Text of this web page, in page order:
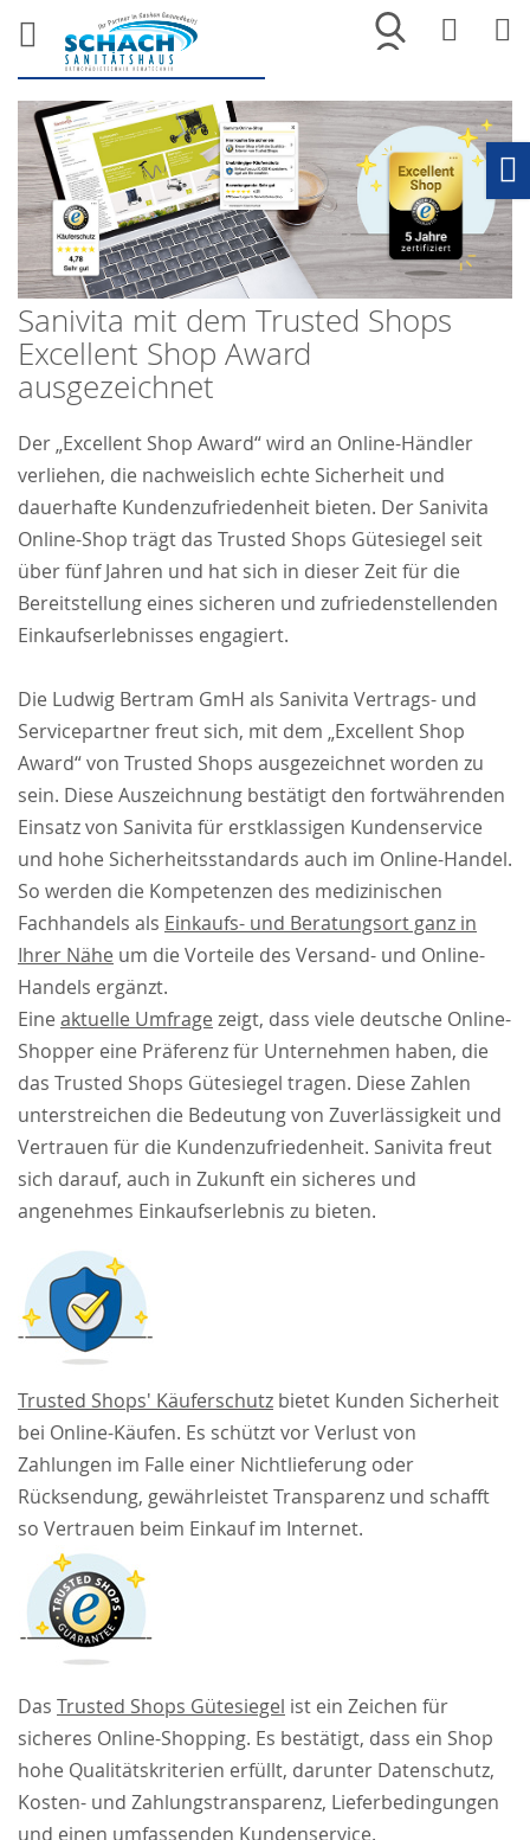
Merkliste
Sanivita mit dem Trusted Shops
Excellent Shop Award
ausgezeichnet
Der „Excellent Shop Award“ wird an Online-Händler
verliehen, die nachweislich echte Sicherheit und
dauerhafte Kundenzufriedenheit bieten. Der Sanivita
Online-Shop trägt das Trusted Shops Gütesiegel seit
über fünf Jahren und hat sich in dieser Zeit für die
Bereitstellung eines sicheren und zufriedenstellenden
Einkaufserlebnisses engagiert.
Die Ludwig Bertram GmH als Sanivita Vertrags- und
Servicepartner freut sich, mit dem „Excellent Shop
Award“ von Trusted Shops ausgezeichnet worden zu
sein. Diese Auszeichnung bestätigt den fortwährenden
Einsatz von Sanivita für erstklassigen Kundenservice
und hohe Sicherheitsstandards auch im Online-Handel.
So werden die Kompetenzen des medizinischen
Fachhandels als Einkaufs- und Beratungsort ganz in
Ihrer Nähe um die Vorteile des Versand- und Online-
Handels ergänzt.
Eine aktuelle Umfrage zeigt, dass viele deutsche Online-
Shopper eine Präferenz für Unternehmen haben, die
das Trusted Shops Gütesiegel tragen. Diese Zahlen
unterstreichen die Bedeutung von Zuverlässigkeit und
Vertrauen für die Kundenzufriedenheit. Sanivita freut
sich darauf, auch in Zukunft ein sicheres und
angenehmes Einkaufserlebnis zu bieten.
Trusted Shops' Käuferschutz bietet Kunden Sicherheit
bei Online-Käufen. Es schützt vor Verlust von
Zahlungen im Falle einer Nichtlieferung oder
Rücksendung, gewährleistet Transparenz und schafft
so Vertrauen beim Einkauf im Internet.
Das Trusted Shops Gütesiegel ist ein Zeichen für
sicheres Online-Shopping. Es bestätigt, dass ein Shop
hohe Qualitätskriterien erfüllt, darunter Datenschutz,
Kosten- und Zahlungstransparenz, Lieferbedingungen
und einen umfassenden Kundenservice.